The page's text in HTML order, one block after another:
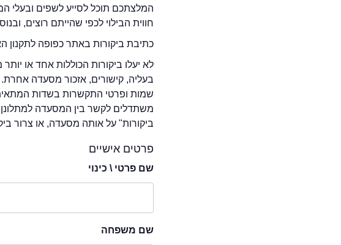
המלצתכם תוכל לסייע לשפים ובעלי
חווית הבילוי לכפי שהייתם רוצים,
כתיבת ביקורות באתר כפופה לתקנון
לא יעלו ביקורות הכוללות אחד או
בעליה, קישורים, אזכור מסעדה
שמות ופרטי התקשרות בשדות
משתדלים לקשר בין המסעדה
ביקורות" על אותה מסעדה, או צרור
פרטים אישיים
שם פרטי \ כינוי
שם משפחה